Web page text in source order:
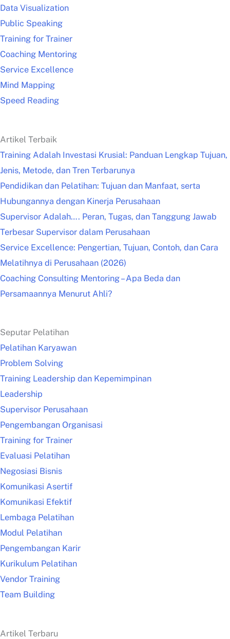
Data Visualization
Public Speaking
Training for Trainer
Coaching Mentoring
Service Excellence
Mind Mapping
Speed Reading
Artikel Terbaik
Training Adalah Investasi Krusial: Panduan Lengkap Tujuan,
Jenis, Metode, dan Tren Terbarunya
Pendidikan dan Pelatihan: Tujuan dan Manfaat, serta
Hubungannya dengan Kinerja Perusahaan
Supervisor Adalah…. Peran, Tugas, dan Tanggung Jawab
Terbesar Supervisor dalam Perusahaan
Service Excellence: Pengertian, Tujuan, Contoh, dan Cara
Melatihnya di Perusahaan (2026)
Coaching Consulting Mentoring – Apa Beda dan
Persamaannya Menurut Ahli?
Seputar Pelatihan
Pelatihan Karyawan
Problem Solving
Training Leadership dan Kepemimpinan
Leadership
Supervisor Perusahaan
Pengembangan Organisasi
Training for Trainer
Evaluasi Pelatihan
Negosiasi Bisnis
Komunikasi Asertif
Komunikasi Efektif
Lembaga Pelatihan
Modul Pelatihan
Pengembangan Karir
Kurikulum Pelatihan
Vendor Training
Team Building
Artikel Terbaru